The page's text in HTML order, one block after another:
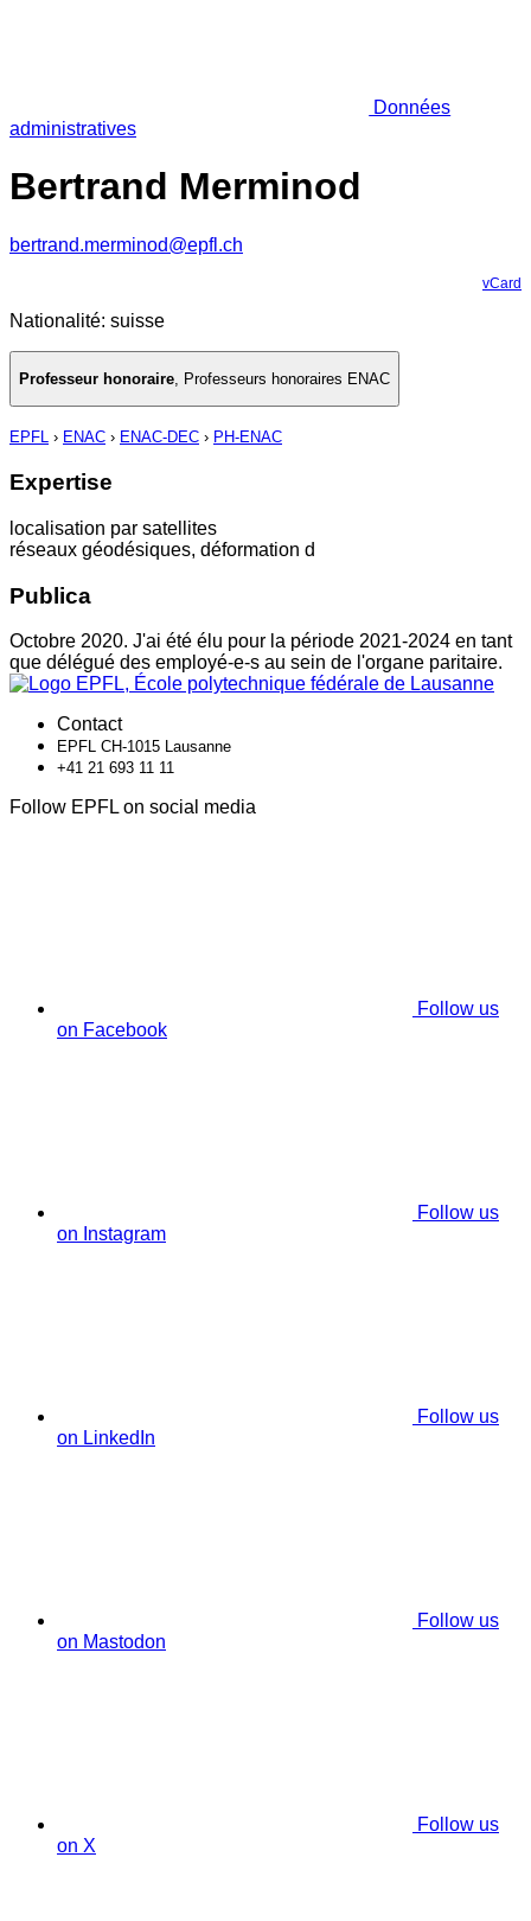
Données
administratives
Bertrand Merminod
bertrand.merminod@epfl.ch
vCard
Nationalité: suisse
Professeur honoraire, Professeurs honoraires ENAC
EPFL › ENAC › ENAC-DEC › PH-ENAC
Expertise
localisation par satellites
réseaux géodésiques, déformation d
Publica
Octobre 2020. J'ai été élu pour la période 2021-2024 en tant
que délégué des employé-e-s au sein de l'organe paritaire.
Contact
EPFL CH-1015 Lausanne
+41 21 693 11 11
Follow EPFL on social media
Follow us
on Facebook
Follow us
on Instagram
Follow us
on LinkedIn
Follow us
on Mastodon
Follow us
on X